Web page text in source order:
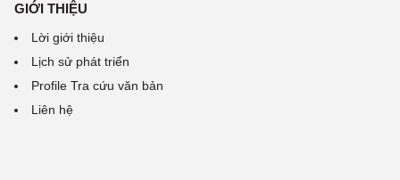
GIỚI THIỆU
Lời giới thiệu
Lịch sử phát triển
Profile Tra cứu văn bản
Liên hệ